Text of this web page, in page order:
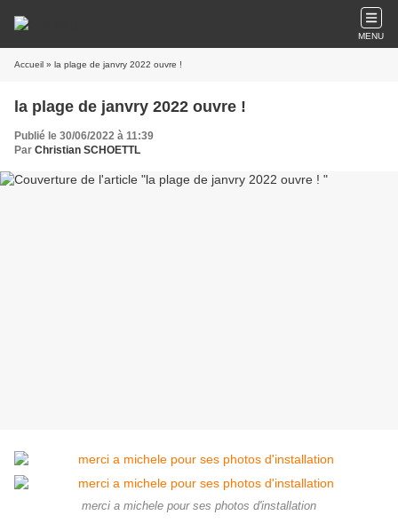
MENU
Accueil » la plage de janvry 2022 ouvre !
la plage de janvry 2022 ouvre !
Publié le 30/06/2022 à 11:39
Par Christian SCHOETTL
merci a michele pour ses photos d'installation